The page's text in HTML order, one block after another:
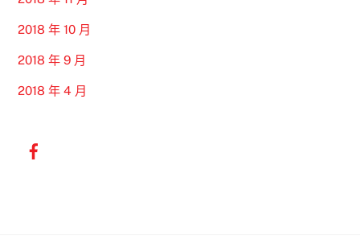
2018 年 10 月
2018 年 9 月
2018 年 4 月